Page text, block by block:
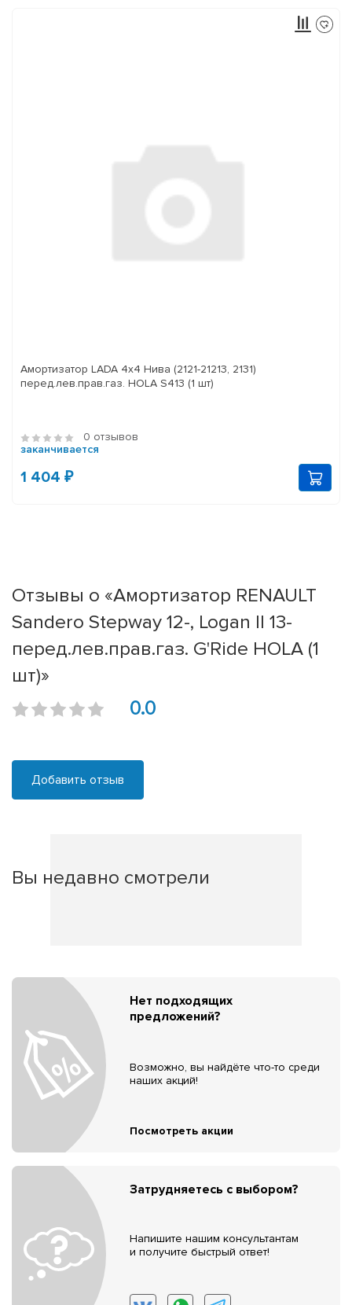
Амортизатор LADA 4x4 Нива (2121-21213, 2131)
перед.лев.прав.газ. HOLA S413 (1 шт)
0 отзывов
заканчивается
1 404 ₽
Отзывы о «Амортизатор RENAULT
Sandero Stepway 12-, Logan II 13-
перед.лев.прав.газ. G'Ride HOLA (1
шт)»
0.0
Добавить отзыв
Вы недавно смотрели
Нет подходящих
предложений?
Возможно, вы найдёте что-то среди
наших акций!
Посмотреть акции
Затрудняетесь с выбором?
Напишите нашим консультантам
и получите быстрый ответ!